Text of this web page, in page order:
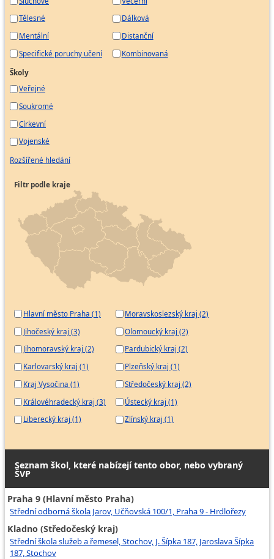
Tělesné
Mentální
Specifické poruchy učení
Dálková
Distanční
Kombinovaná
Školy
Veřejné
Soukromé
Církevní
Vojenské
Rozšířené hledání
Filtr podle kraje
Hlavní město Praha (1)
Jihočeský kraj (3)
Jihomoravský kraj (2)
Karlovarský kraj (1)
Kraj Vysočina (1)
Královéhradecký kraj (3)
Liberecký kraj (1)
Moravskoslezský kraj (2)
Olomoucký kraj (2)
Pardubický kraj (2)
Plzeňský kraj (1)
Středočeský kraj (2)
Ústecký kraj (1)
Zlínský kraj (1)
Seznam škol, které nabízejí tento obor, nebo vybraný
ŠVP
Praha 9 (Hlavní město Praha)
Střední odborná škola Jarov, Učňovská 100/1, Praha 9 - Hrdlořezy
Kladno (Středočeský kraj)
Střední škola služeb a řemesel, Stochov, J. Šípka 187, Jaroslava Šípka
187, Stochov